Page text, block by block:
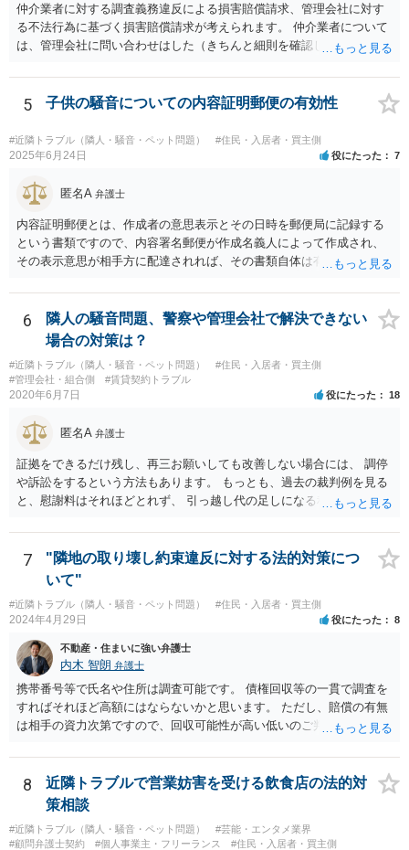
仲介業者に対する調査義務違反による損害賠償請求、管理会社に対す
る不法行為に基づく損害賠償請求が考えられます。 仲介業者について
は、管理会社に問い合わせはした（きちんと細則を確認しなかった管
の間には直接の契約関係がないので、管理会社からは、ご相談者様に
対して義務を負っていないという反論が予想されます。 そのため、両
方に請求してくのが良いのではと思います。 損害の範囲はなかなか難
しいところですが、リフォーム工事をキャンセルしてキャンセル料が
発生しているということですので、当該キャンセル料を請求すること
約をしなかったとして、仲介手数料や登記費用も損害であるとして賠
償請求することが考えられます。
5 子供の騒音についての内容証明郵便の有効性
#近隣トラブル（隣人・騒音・ペット問題） #住民・入居者・買主側
2025年6月24日 役にたった 7
匿名A 弁護士
内容証明郵便とは、作成者の意思表示とその日時を郵便局に記録する
という書類ですので、内容署名郵便が作成名義人によって作成され、
その表示意思が相手方に配達されれば、その書類自体は有効となりま
的とした意思表示のことを言いますので、その文書の内容が法的効果
をもたらすのか否かが重要です。 今般、ご相談者は内容証明郵便によ
る裁判予告というかなり強い請求を受けているわけですが、請求者
（要求者）が特定されていない以上法的には何らの効果のないただの
郵便物です。 なので無視しても問題無いかと思われますが、相手がエ
スカレートすることも考えられるので、こちらから警察に対応をお願
いう方法もあります。 ちなみに、行政書士が報酬を得る目的で今回の
ような内容証明郵便の作成をすれば、非弁行為（弁護士法違反）とさ
れる可能性がありますので、本人がたまたまその行政書士である場合
を除き、無報酬で親しい友人として今回のような紛争性の高い書面を
出すことはまだありえても、知人レベルの第三者から無報酬でこのよ
つまり、妄想に近い推測ですが、その行政書士がその本人または隣の
アパートの所有者で、賃借人（５０代男性）からの要請が激しいの
で、その対応としての内容証明郵便であるとの可能性を考えるところ
ですが、それは、その行政書士の事務所に実際に電話し、内容証明郵
便を送ったかどうか確認すれば容易にわかるところです。
6
隣人の騒音問題、警察や管理会社で解決できない
場合の対策は？
#近隣トラブル（隣人・騒音・ペット問題）
#住民・入居者・買主側
#管理会社・組合側
#賃貸契約トラブル
2020年6月7日 役にたった 18
匿名A 弁護士
証拠をできるだけ残し、再三お願いしても改善しない場合には、 調停
や訴訟をするという方法もあります。 もっとも、過去の裁判例を見る
と、慰謝料はそれほどとれず、 引っ越し代の足しになる程度に終わっ
7
"隣地の取り壊し約束違反に対する法的対策につ
いて"
#近隣トラブル（隣人・騒音・ペット問題） #住民・入居者・買主側
2024年4月29日 役にたった 8
不動産・住まいに強い弁護士
内木 智朗 弁護士
携帯番号等で氏名や住所は調査可能です。 債権回収等の一貫で調査を
すればそれほど高額にはならないかと思います。 ただし、賠償の有無
は相手の資力次第ですので、回収可能性が高い低いのご判断はできか
つかるまで探されるのはどうでしょうか。
8
近隣トラブルで営業妨害を受ける飲食店の法的対
策相談
#近隣トラブル（隣人・騒音・ペット問題）
#芸能・エンタメ業界
#顧問弁護士契約
#個人事業主・フリーランス #住民・入居者・買主側